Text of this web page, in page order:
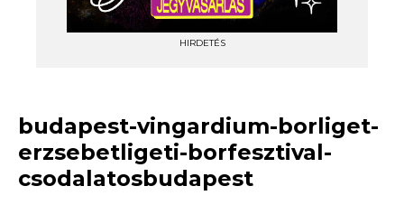
HIRDETÉS
budapest-vingardium-borliget-
erzsebetligeti-borfesztival-
csodalatosbudapest